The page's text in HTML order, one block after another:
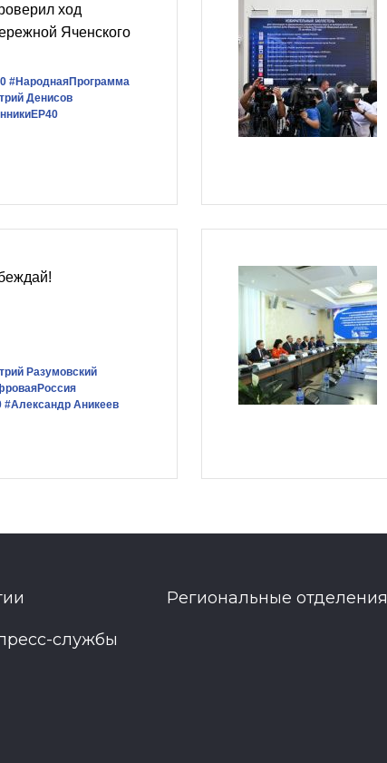
ход
Яченского
#НароднаяПрограмма
Денисов
Разумовский
#Александр Аникеев
Региональные отделения
службы